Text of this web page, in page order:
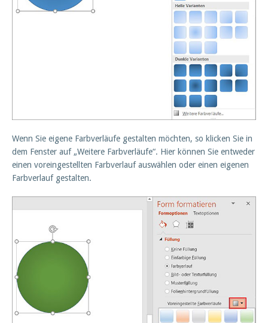
Wenn Sie eigene Farbverläufe gestalten möchten, so klicken Sie in
dem Fenster auf „Weitere Farbverläufe“. Hier können Sie entweder
einen voreingestellten Farbverlauf auswählen oder einen eigenen
Farbverlauf gestalten.